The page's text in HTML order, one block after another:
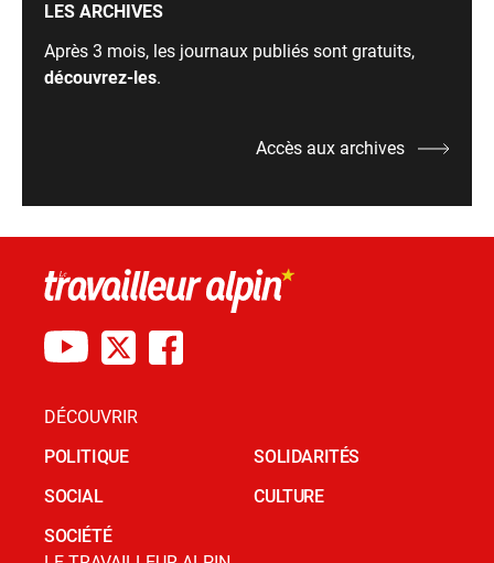
LES ARCHIVES
Après 3 mois, les journaux publiés sont gratuits,
découvrez-les.
Accès aux archives
DÉCOUVRIR
POLITIQUE
SOCIAL
SOCIÉTÉ
SOLIDARITÉS
CULTURE